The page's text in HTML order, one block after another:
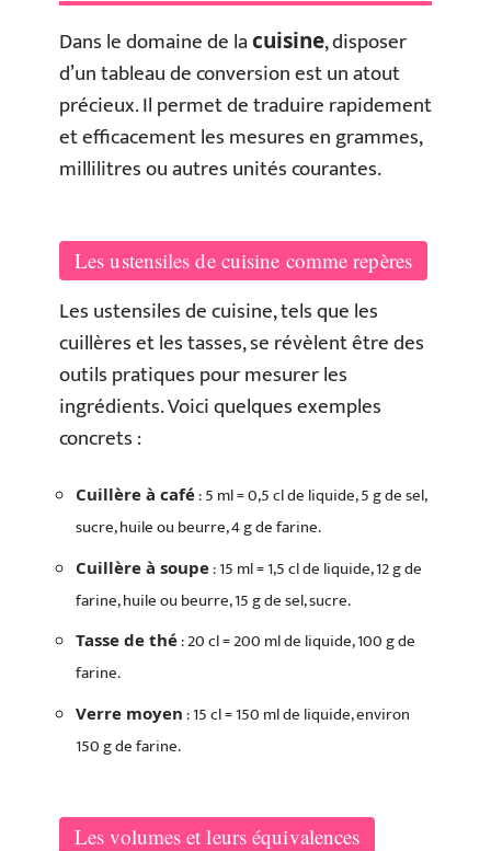
Dans le domaine de lacuisine, disposer
d’un tableau de conversion est un atout
précieux. Il permet de traduire rapidement
et efficacement les mesures en grammes,
millilitres ou autres unités courantes.
Les ustensiles de cuisine comme repères
Les ustensiles de cuisine, tels que les
cuillères et les tasses, se révèlent être des
outils pratiques pour mesurer les
ingrédients. Voici quelques exemples
concrets :
Cuillère à café: 5 ml = 0,5 cl de liquide, 5 g de sel,
sucre, huile ou beurre, 4 g de farine.
Cuillère à soupe: 15 ml = 1,5 cl de liquide, 12 g de
farine, huile ou beurre, 15 g de sel, sucre.
Tasse de thé: 20 cl = 200 ml de liquide, 100 g de
farine.
Verre moyen : 15 cl = 150 ml de liquide, environ
150 g de farine.
Les volumes et leurs équivalences